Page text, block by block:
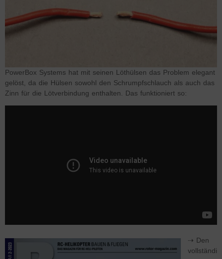
PowerBox Systems hat mit seinen Löthülsen das Problem elegant
gelöst, da die Hülsen sowohl den Schrumpfschlauch als auch das
Zinn für die Lötverbindung enthalten. Das funktioniert so:
⇢ Den
vollständi